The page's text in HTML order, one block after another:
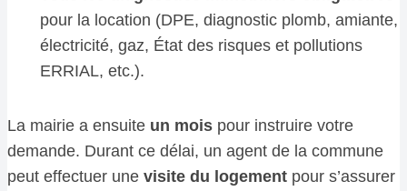
pour la location (DPE, diagnostic plomb, amiante,
électricité, gaz, État des risques et pollutions
ERRIAL, etc.).
La mairie a ensuite un mois pour instruire votre
demande. Durant ce délai, un agent de la commune
peut effectuer une visite du logement pour s’assurer